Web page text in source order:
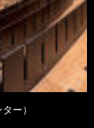
ー）